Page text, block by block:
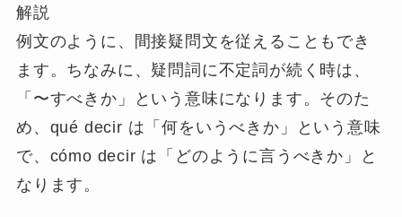
解説
例文のように、間接疑問文を従えることもでき
ます。ちなみに、 疑問詞に不定詞が続く時は、
「〜すべきか」という意味になります。そのた
め、qué decir は「何をいうべきか」という意味
で、cómo decir は「どのように言うべきか」と
なります。